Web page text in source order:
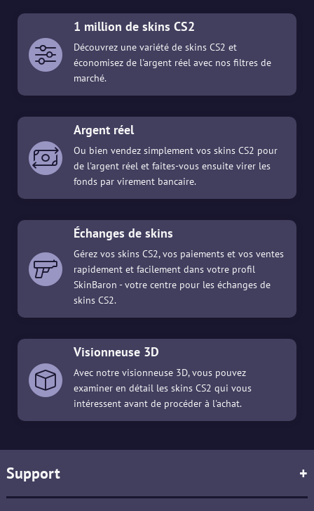
1 million de skins CS2
Découvrez une variété de skins CS2 et
économisez de l'argent réel avec nos filtres de
marché.
Argent réel
Ou bien vendez simplement vos skins CS2 pour
de l'argent réel et faites-vous ensuite virer les
fonds par virement bancaire.
Échanges de skins
Gérez vos skins CS2, vos paiements et vos ventes
rapidement et facilement dans votre profil
SkinBaron - votre centre pour les échanges de
skins CS2.
Visionneuse 3D
Avec notre visionneuse 3D, vous pouvez
examiner en détail les skins CS2 qui vous
intéressent avant de procéder à l'achat.
Support +